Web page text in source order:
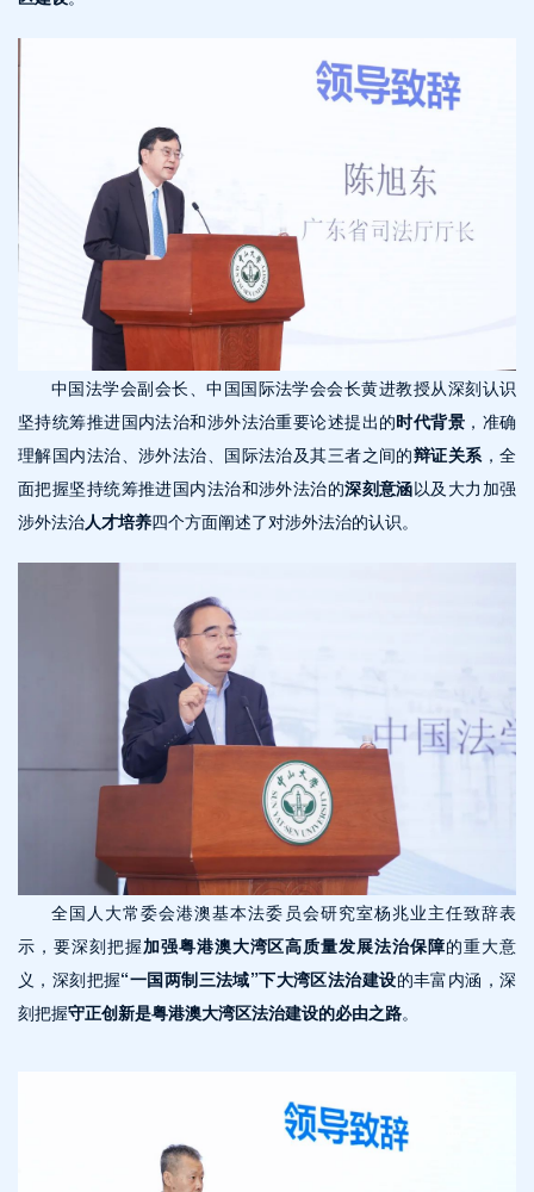
中国法学会副会长、中国国际法学会会长黄进教授从深刻认识
坚持统筹推进国内法治和涉外法治重要论述提出的时代背景 ，准确
理解国内法治、涉外法治、国际法治及其三者之间的辩证关系 ，全
面把握坚持统筹推进国内法治和涉外法治的深刻意涵以及大力加强
涉外法治人才培养四个方面阐述了对涉外法治的认识。
全国人大常委会港澳基本法委员会研究室杨兆业主任致辞表
示，要深刻把握加强粤港澳大湾区高质量发展法治保障的重大意
义，深刻把握“一国两制三法域”下大湾区法治建设的丰富内涵，深
刻把握守正创新是粤港澳大湾区法治建设的必由之路。